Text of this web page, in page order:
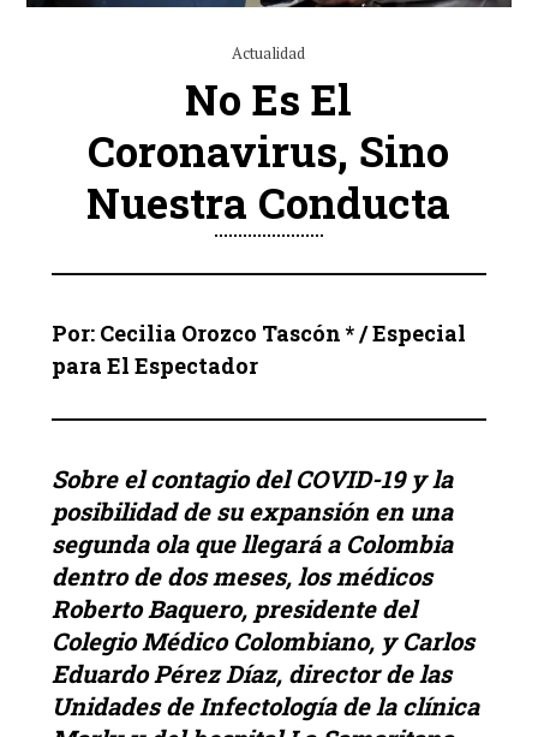
Actualidad
No Es El
Coronavirus, Sino
Nuestra Conducta
Por: Cecilia Orozco Tascón * / Especial
para El Espectador
Sobre el contagio del COVID-19 y la
posibilidad de su expansión en una
segunda ola que llegará a Colombia
dentro de dos meses, los médicos
Roberto Baquero, presidente del
Colegio Médico Colombiano, y Carlos
Eduardo Pérez Díaz, director de las
Unidades de Infectología de la clínica